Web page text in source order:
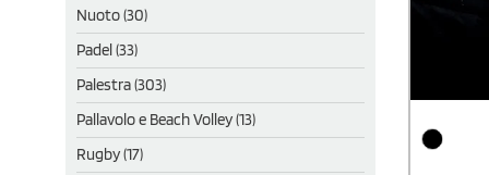
Nuoto (30)
Padel (33)
Palestra (303)
Pallavolo e Beach Volley (13)
Rugby (17)